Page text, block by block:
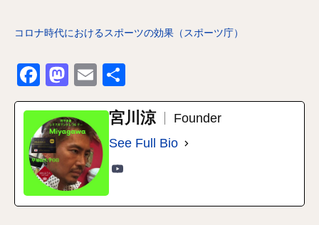
コロナ時代におけるスポーツの効果（スポーツ庁）
Facebook
Mastodon
Email
有
宮川涼
Founder
See Full Bio